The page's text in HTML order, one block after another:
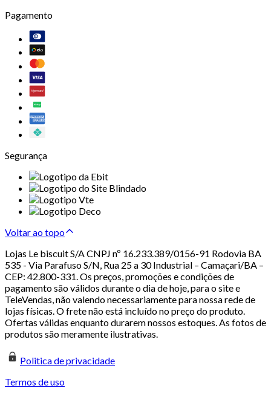
Pagamento
Segurança
Voltar ao topo
Lojas Le biscuit S/A CNPJ nº 16.233.389/0156-91 Rodovia BA
535 - Via Parafuso S/N, Rua 25 a 30 Industrial – Camaçari/BA –
CEP: 42.800-331. Os preços, promoções e condições de
pagamento são válidos durante o dia de hoje, para o site e
TeleVendas, não valendo necessariamente para nossa rede de
lojas físicas. O frete não está incluído no preço do produto.
Ofertas válidas enquanto durarem nossos estoques. As fotos de
produtos são meramente ilustrativas.
Politica de privacidade
Termos de uso